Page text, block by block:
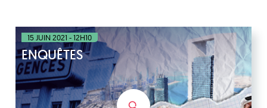
15 JUIN 2021 - 12H10
ENQUÊTES